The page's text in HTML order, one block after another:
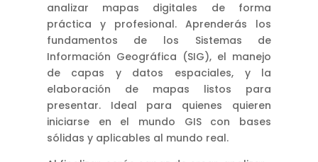
analizar mapas digitales de forma
práctica y profesional. Aprenderás los
fundamentos de los Sistemas de
Información Geográfica (SIG), el manejo
de capas y datos espaciales, y la
elaboración de mapas listos para
presentar. Ideal para quienes quieren
iniciarse en el mundo GIS con bases
sólidas y aplicables al mundo real.